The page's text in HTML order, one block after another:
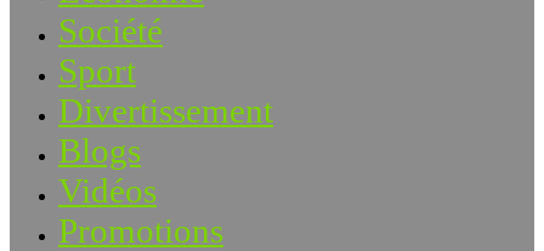
Société
Sport
Divertissement
Blogs
Vidéos
Promotions